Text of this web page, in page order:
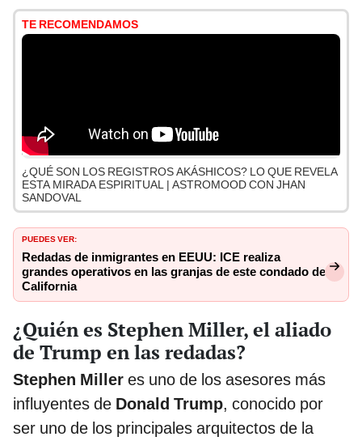
TE RECOMENDAMOS
¿QUÉ SON LOS REGISTROS AKÁSHICOS? LO QUE REVELA
ESTA MIRADA ESPIRITUAL | ASTROMOOD CON JHAN
SANDOVAL
PUEDES VER:
Redadas de inmigrantes en EEUU: ICE realiza
grandes operativos en las granjas de este condado de
California
¿Quién es Stephen Miller, el aliado
de Trump en las redadas?
Stephen Miller es uno de los asesores más
influyentes de Donald Trump, conocido por
ser uno de los principales arquitectos de la